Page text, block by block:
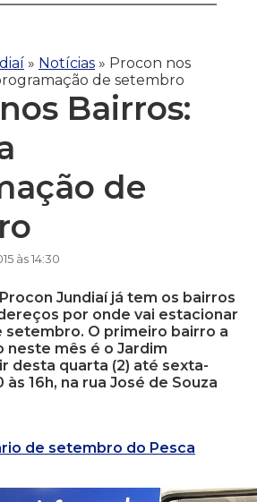
» Notícias » Procon nos
de setembro
Bairros:
de
às 14:30
Jundiaí já tem os bairros
por onde vai estacionar
setembro. O primeiro bairro a
neste mês é o Jardim
desta quarta (2) até sexta-
16h, na rua José de Souza
de setembro do Pesca